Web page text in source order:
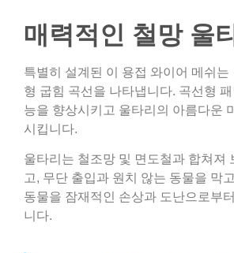
매력적인 철망 울
특별히 설계된 이 용접 와이어 메쉬는
형 굽힘 곡선을 나타냅니다. 곡선형
능을 향상시키고 울타리의 아름다운
시킵니다.
울타리는 철조망 및 면도철과 합쳐져
고, 무단 출입과 원치 않는 동물을 막
동물을 잠재적인 손상과 도난으로부
니다.